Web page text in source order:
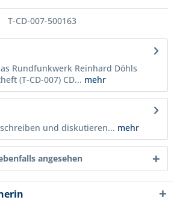
T-CD-007-500163
Rundfunkwerk Reinhard Döhls
(T-CD-007) CD... mehr
und diskutieren... mehr
angesehen